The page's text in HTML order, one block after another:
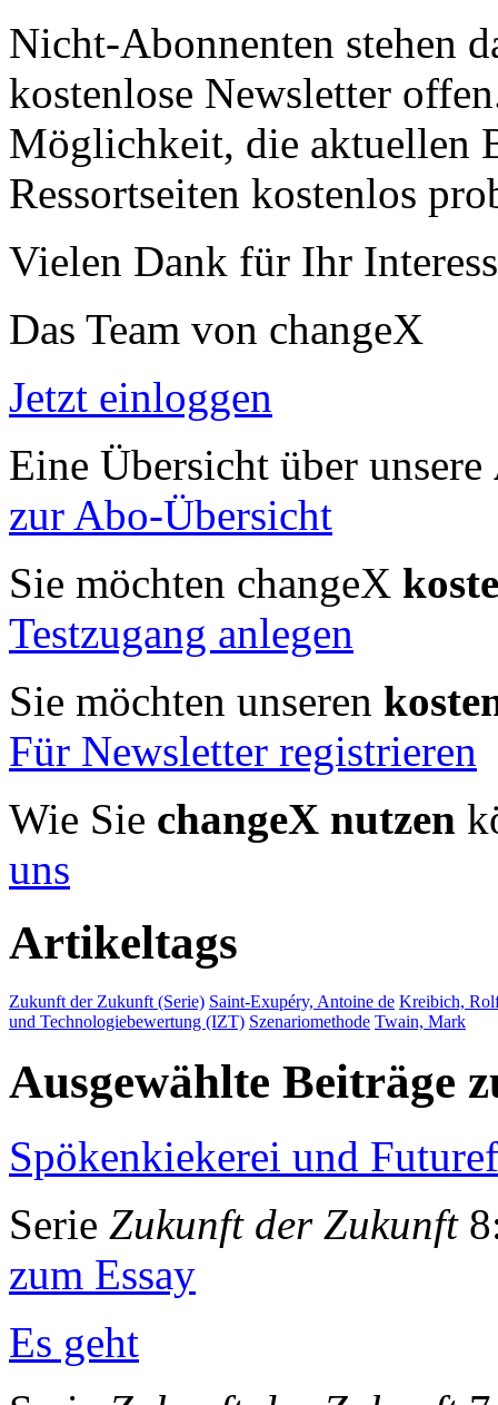
Nicht-Abonnenten stehen
kostenlose Newsletter
Möglichkeit, die aktuellen
Ressortseiten kostenlos
Vielen Dank für Ihr
Das Team von changeX
Jetzt einloggen
Eine Übersicht über unsere
zur Abo-Übersicht
Sie möchten changeX
Testzugang anlegen
Sie möchten unseren
Für Newsletter registrieren
Wie Sie changeX nutzen
uns
Artikeltags
Zukunft der Zukunft (Serie) Saint-Exupéry, Antoine de Kreibich,
und Technologiebewertung (IZT) Szenariomethode Twain, Mark
Ausgewählte Beiträge
Spökenkiekerei und
Serie Zukunft der Zukunft
zum Essay
Es geht